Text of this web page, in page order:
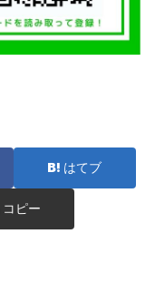
はてブ
コピー